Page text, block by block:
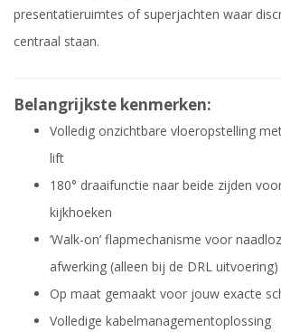
presentatieruimtes of superjachten waar
centraal staan.
Belangrijkste kenmerken:
Volledig onzichtbare vloeropstelling
lift
180° draaifunctie naar beide zijden
kijkhoeken
‘Walk-on’ flapmechanisme voor
afwerking (alleen bij de DRL uitvoering)
Op maat gemaakt voor jouw exacte
Volledige kabelmanagementoplossing